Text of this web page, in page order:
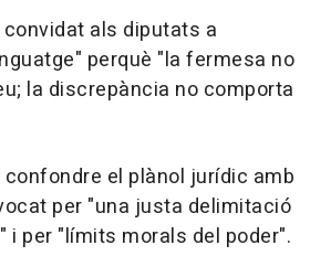
als diputats a
perquè "la fermesa no
la discrepància no comporta
el plànol jurídic amb
per "una justa delimitació
i per "límits morals del poder".